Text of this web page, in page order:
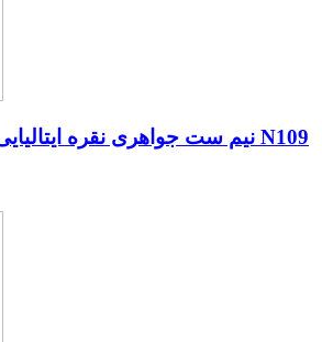
نیم ست جواهری نقره ایتالیایی طرح گل پنج پر کد N109